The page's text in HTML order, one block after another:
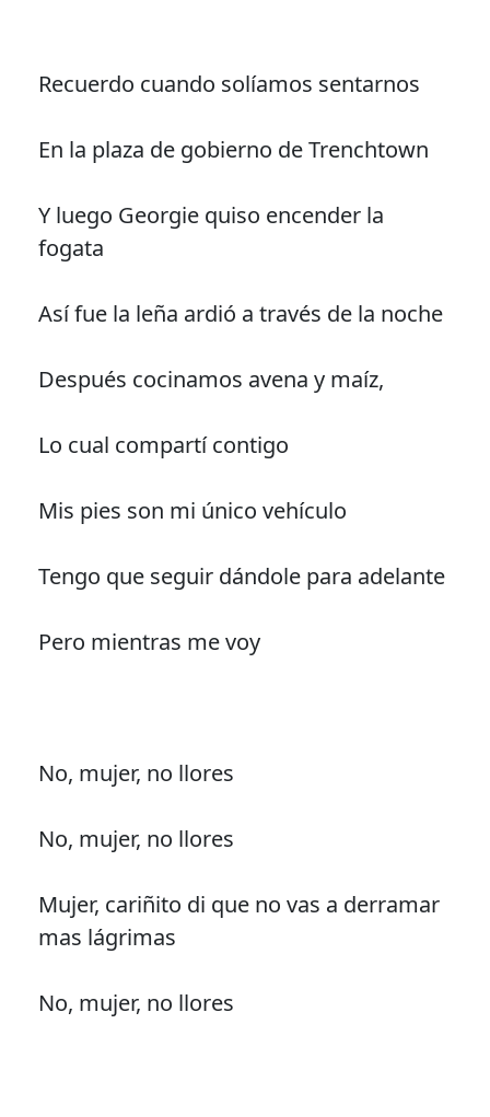
Recuerdo cuando solíamos sentarnos
En la plaza de gobierno de Trenchtown
Y luego Georgie quiso encender la
fogata
Así fue la leña ardió a través de la noche
Después cocinamos avena y maíz,
Lo cual compartí contigo
Mis pies son mi único vehículo
Tengo que seguir dándole para adelante
Pero mientras me voy
No, mujer, no llores
No, mujer, no llores
Mujer, cariñito di que no vas a derramar
mas lágrimas
No, mujer, no llores